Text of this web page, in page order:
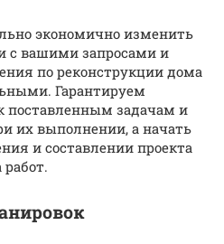
экономично изменить
с вашими запросами и
по реконструкции дома
Гарантируем
поставленным задачам и
их выполнении, а начать
и составлении проекта